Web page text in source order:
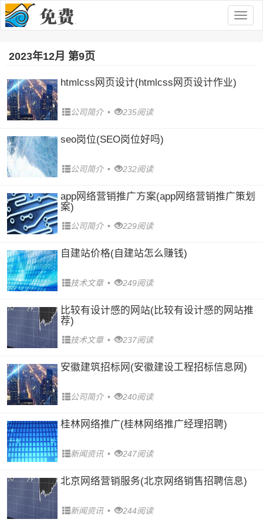
2023年12月 第9页
htmlcss网页设计(htmlcss网页设计作业)
公司简介 • 235阅读
seo岗位(SEO岗位好吗)
公司简介 • 232阅读
app网络营销推广方案(app网络营销推广策划
案)
公司简介 • 229阅读
自建站价格(自建站怎么赚钱)
技术文章 • 249阅读
比较有设计感的网站(比较有设计感的网站推
荐)
技术文章 • 237阅读
安徽建筑招标网(安徽建设工程招标信息网)
公司简介 • 240阅读
桂林网络推广(桂林网络推广经理招聘)
新闻资讯 • 247阅读
北京网络营销服务(北京网络销售招聘信息)
新闻资讯 • 244阅读